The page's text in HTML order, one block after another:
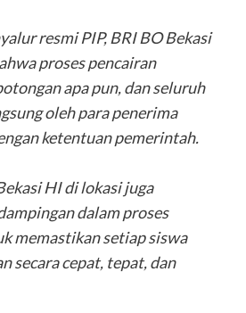
resmi PIP, BRI BO Bekasi
proses pencairan
apa pun, dan seluruh
oleh para penerima
ketentuan pemerintah.
HI di lokasi juga
dalam proses
memastikan setiap siswa
secara cepat, tepat, dan